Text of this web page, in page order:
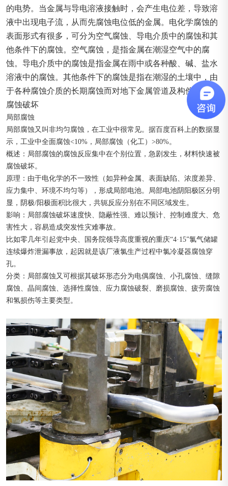
的电势。当金属与导电溶液接触时，会产生电位差，导致溶
液中出现电子流，从而先腐蚀电位低的金属。电化学腐蚀的
表面形式有很多，可分为空气腐蚀、导电介质中的腐蚀和其
他条件下的腐蚀。空气腐蚀，是指金属在潮湿空气中的腐
蚀。导电介质中的腐蚀是指金属在雨中或各种酸、碱、盐水
溶液中的腐蚀。其他条件下的腐蚀是指在潮湿的土壤中，由
于各种腐蚀介质的长期腐蚀而对地下金属管道及构件造成的
腐蚀破坏
局部腐蚀
局部腐蚀又叫非均匀腐蚀，在工业中很常见。据百度百科上的数据显
示，工业中全面腐蚀<10%，局部腐蚀（化工）>80%。
概述：局部腐蚀的腐蚀反应集中在个别位置，急剧发生，材料快速被
腐蚀破坏。
原理：由于电化学的不一致性（如异种金属、表面缺陷、浓度差异、
应力集中、环境不均匀等），形成局部电池。局部电池阴阳极区分明
显，阴极/阳极面积比很大，共轭反应分别在不同区域发生。
影响：局部腐蚀破坏速度快、隐蔽性强、难以预计、控制难度大、危
害性大，容易造成突发性灾难事故。
比如零几年引起党中央、国务院领导高度重视的重庆“4·15”氯气储罐
连续爆炸泄漏事故，起因就是该厂液氯生产过程中氯冷凝器腐蚀穿
孔。
分类：局部腐蚀又可根据其破坏形态分为电偶腐蚀、小孔腐蚀、缝隙
腐蚀、晶间腐蚀、选择性腐蚀、应力腐蚀破裂、磨损腐蚀、疲劳腐蚀
和氢损伤等主要类型。